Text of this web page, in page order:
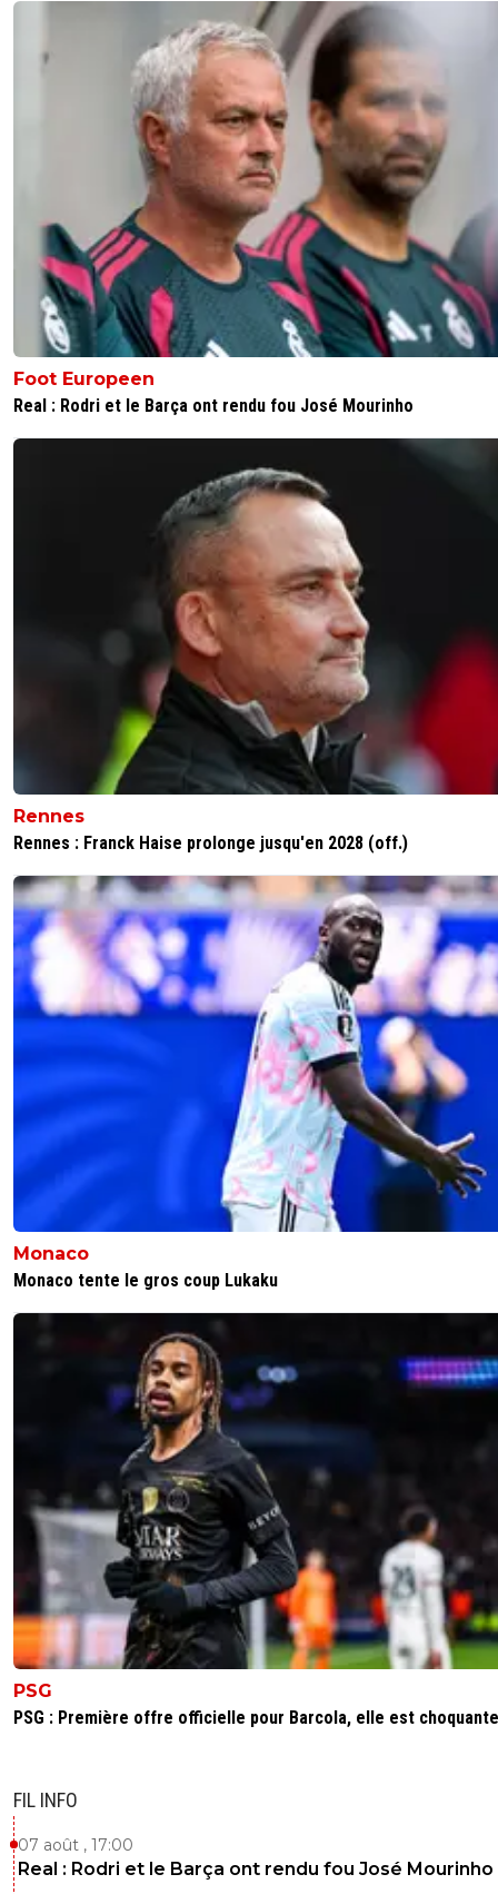
Foot Europeen
Real : Rodri et le Barça ont rendu fou José Mourinho
Rennes
Rennes : Franck Haise prolonge jusqu'en 2028 (off.)
Monaco
Monaco tente le gros coup Lukaku
PSG
PSG : Première offre officielle pour Barcola, elle est choquante
FIL INFO
07 août , 17:00
Real : Rodri et le Barça ont rendu fou José Mourinho